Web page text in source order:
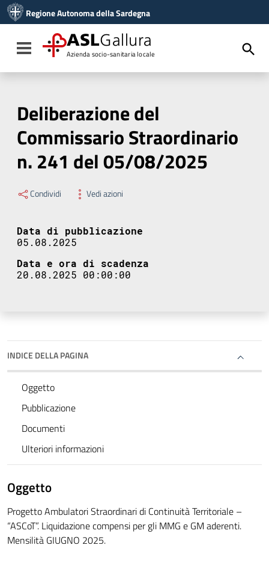
Vai al menu di navigazione
Vai al footer
Regione Autonoma della Sardegna
Toggle navigation
ASLGallura
Azienda socio-sanitaria locale
Deliberazione del
Commissario Straordinario
n. 241 del 05/08/2025
Condividi Vedi azioni
Data di pubblicazione
05.08.2025
Data e ora di scadenza
20.08.2025 00:00:00
INDICE DELLA PAGINA
Oggetto
Pubblicazione
Documenti
Ulteriori informazioni
Oggetto
Progetto Ambulatori Straordinari di Continuità Territoriale –
“ASCoT”. Liquidazione compensi per gli MMG e GM aderenti.
Mensilità GIUGNO 2025.